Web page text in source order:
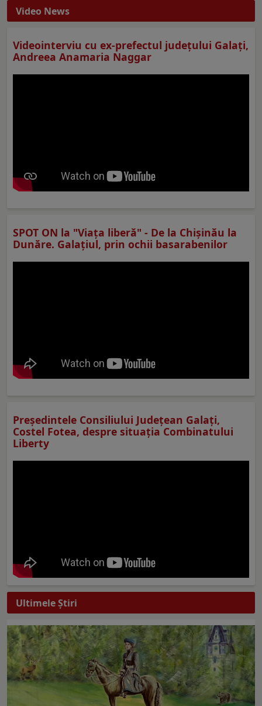
Video News
Videointerviu cu ex-prefectul judeţului Galaţi,
Andreea Anamaria Naggar
SPOT ON la "Viaţa liberă" - De la Chișinău la
Dunăre. Galațiul, prin ochii basarabenilor
Preşedintele Consiliului Judeţean Galaţi,
Costel Fotea, despre situaţia Combinatului
Liberty
Ultimele Ştiri